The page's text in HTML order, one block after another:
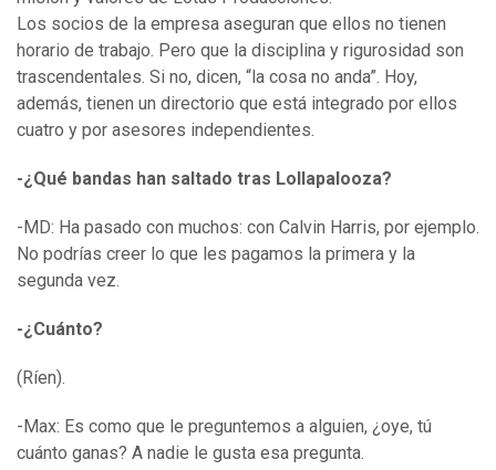
Los socios de la empresa aseguran que ellos no tienen
horario de trabajo. Pero que la disciplina y rigurosidad son
trascendentales. Si no, dicen, “la cosa no anda”. Hoy,
además, tienen un directorio que está integrado por ellos
cuatro y por asesores independientes.
-¿Qué bandas han saltado tras Lollapalooza?
-MD: Ha pasado con muchos: con Calvin Harris, por ejemplo.
No podrías creer lo que les pagamos la primera y la
segunda vez.
-¿Cuánto?
(Ríen).
-Max: Es como que le preguntemos a alguien, ¿oye, tú
cuánto ganas? A nadie le gusta esa pregunta.